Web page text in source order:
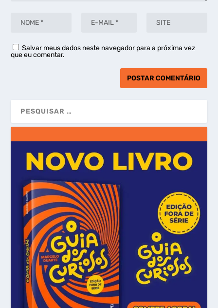
Salvar meus dados neste navegador para a próxima vez
que eu comentar.